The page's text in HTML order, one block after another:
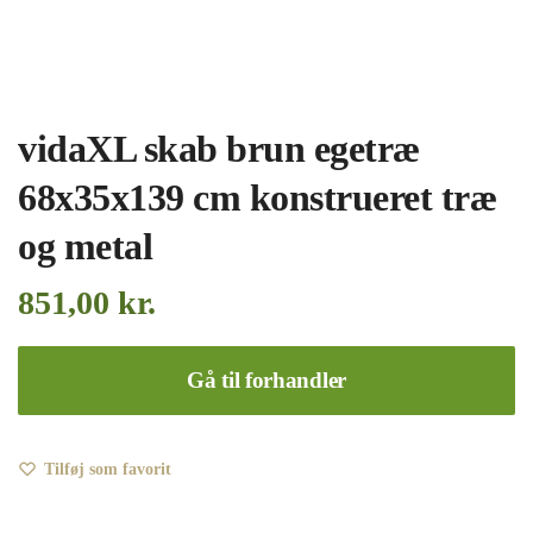
vidaXL skab brun egetræ
68x35x139 cm konstrueret træ
og metal
851,00 kr.
Gå til forhandler
Tilføj som favorit